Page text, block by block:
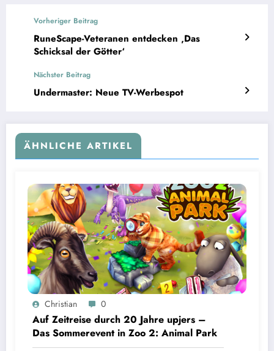
Vorheriger Beitrag
RuneScape-Veteranen entdecken ‚Das
Schicksal der Götter‘
Nächster Beitrag
Undermaster: Neue TV-Werbespot
ÄHNLICHE ARTIKEL
Christian 0
Auf Zeitreise durch 20 Jahre upjers –
Das Sommerevent in Zoo 2: Animal Park